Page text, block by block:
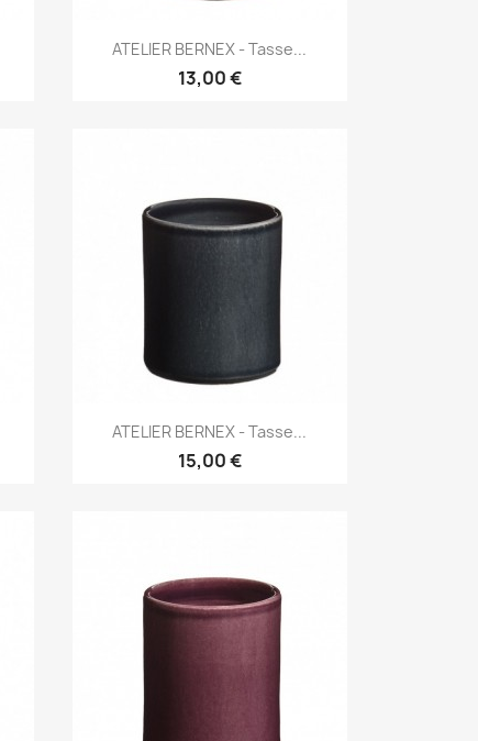
Aperçu rapide
ATELIER BERNEX - Tasse...
13,00 €
Aperçu rapide
ATELIER BERNEX - Tasse...
15,00 €